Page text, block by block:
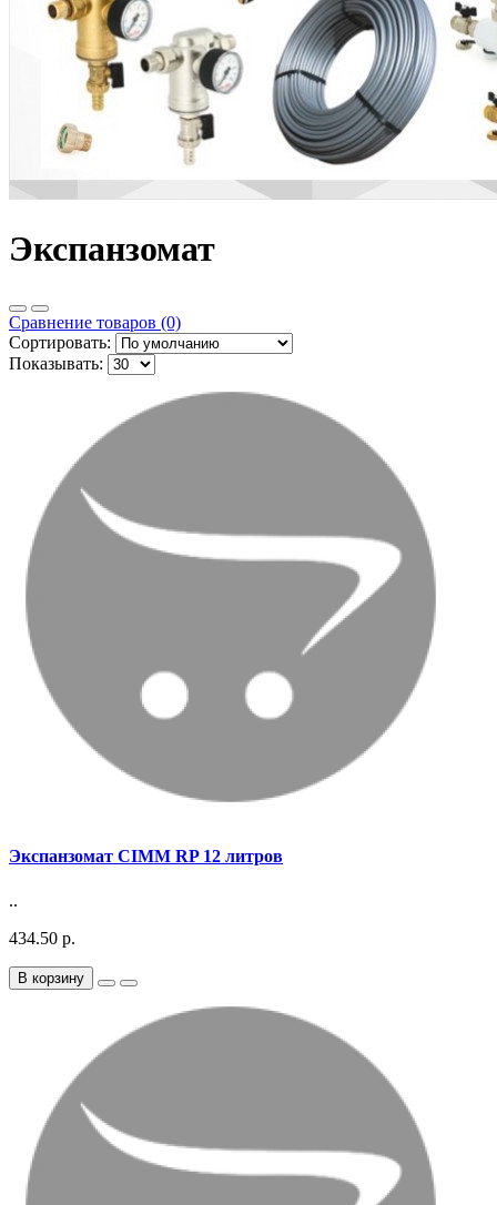
Экспанзомат
Сравнение товаров (0)
Сортировать:
Показывать:
Экспанзомат CIMM RP 12 литров
..
434.50 р.
В корзину